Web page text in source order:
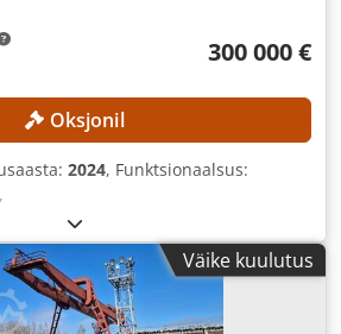
300 000 €
Oksjonil
2024, Funktsionaalsus:
,
Väike kuulutus